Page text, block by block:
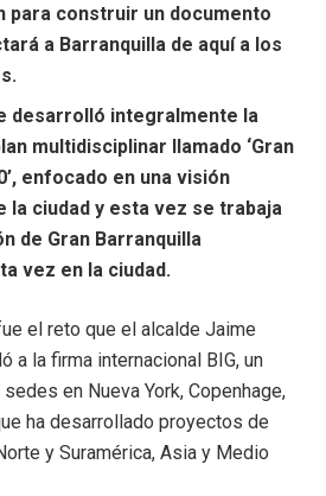
para construir un documento
a Barranquilla de aquí a los
desarrolló integralmente la
multidisciplinar llamado ‘Gran
enfocado en una visión
la ciudad y esta vez se trabaja
de Gran Barranquilla
vez en la ciudad.
el reto que el alcalde Jaime
a la firma internacional BIG, un
en Nueva York, Copenhage,
ha desarrollado proyectos de
y Suramérica, Asia y Medio